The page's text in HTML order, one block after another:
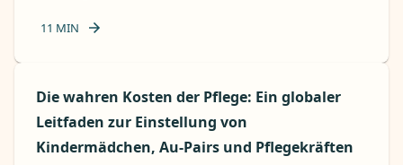
11 MIN
Die wahren Kosten der Pflege: Ein globaler
Leitfaden zur Einstellung von
Kindermädchen, Au-Pairs und Pflegekräften